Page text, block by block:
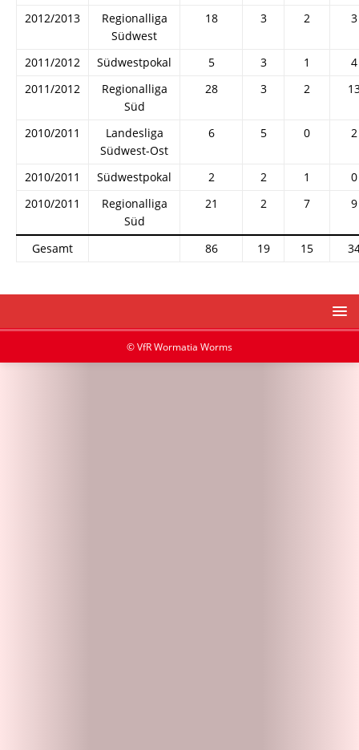
2012/2013
Regionalliga
Südwest
18 3 2 3
2011/2012 Südwestpokal 5 3 1
4
2011/2012
Regionalliga
Süd
28 3 2
2010/2011
Landesliga
Südwest-Ost
6 5 0 2
2010/2011 Südwestpokal 2 2 1
0
2010/2011
Regionalliga
Süd
21 2 7 9
Gesamt 86 19 15
© VfR Wormatia Worms